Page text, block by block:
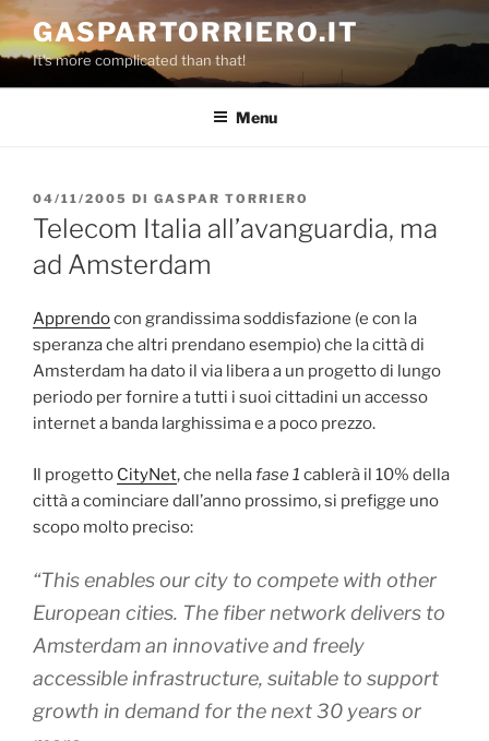
Salta
al
contenuto
GASPARTORRIERO.IT
It's more complicated than that!
Menu
PUBBLICATO
IL
04/11/2005 DI GASPAR TORRIERO
Telecom Italia all’avanguardia, ma
ad Amsterdam
Apprendocon grandissima soddisfazione (e con la
speranza che altri prendano esempio) che la città di
Amsterdam ha dato il via libera a un progetto di lungo
periodo per fornire a tutti i suoi cittadini un accesso
internet a banda larghissima e a poco prezzo.
Il progetto CityNet, che nellafase 1 cablerà il 10% della
città a cominciare dall’anno prossimo, si prefigge uno
scopo molto preciso:
“This enables our city to compete with other
European cities. The fiber network delivers to
Amsterdam an innovative and freely
accessible infrastructure, suitable to support
growth in demand for the next 30 years or